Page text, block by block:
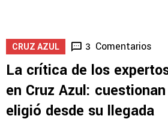
CRUZ AZUL 3 Comentarios
La crítica de los
en Cruz Azul:
eligió desde su llegada